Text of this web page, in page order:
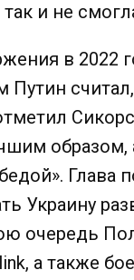
и не
в 2022
Путин
Украину
очередь
а также